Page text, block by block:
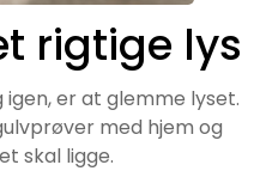
rigtige lys
igen, er at glemme lyset.
med hjem og
skal ligge.